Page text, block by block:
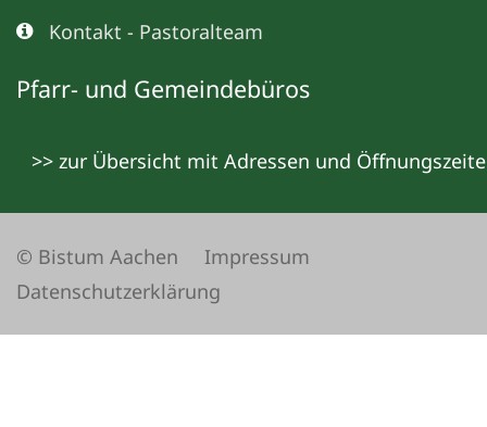
Kontakt - Pastoralteam
Pfarr- und Gemeindebüros
>> zur Übersicht mit Adressen und
© Bistum Aachen
Impressum
Datenschutzerklärung